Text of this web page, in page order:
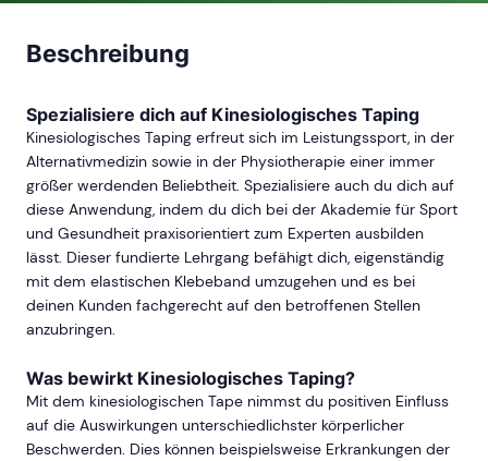
Beschreibung
Spezialisiere dich auf Kinesiologisches Taping
Kinesiologisches Taping erfreut sich im Leistungssport, in der
Alternativmedizin sowie in der Physiotherapie einer immer
größer werdenden Beliebtheit. Spezialisiere auch du dich auf
diese Anwendung, indem du dich bei der Akademie für Sport
und Gesundheit praxisorientiert zum Experten ausbilden
lässt. Dieser fundierte Lehrgang befähigt dich, eigenständig
mit dem elastischen Klebeband umzugehen und es bei
deinen Kunden fachgerecht auf den betroffenen Stellen
anzubringen.
Was bewirkt Kinesiologisches Taping?
Mit dem kinesiologischen Tape nimmst du positiven Einfluss
auf die Auswirkungen unterschiedlichster körperlicher
Beschwerden. Dies können beispielsweise Erkrankungen der